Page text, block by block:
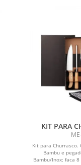
KIT PARA
BAMBU /
Kit para
Bambu e
Bambu/Inox; faca